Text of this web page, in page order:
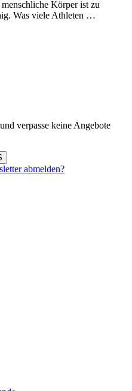
Körper ist zu
Was viele Athleten …
verpasse keine Angebote
abmelden?